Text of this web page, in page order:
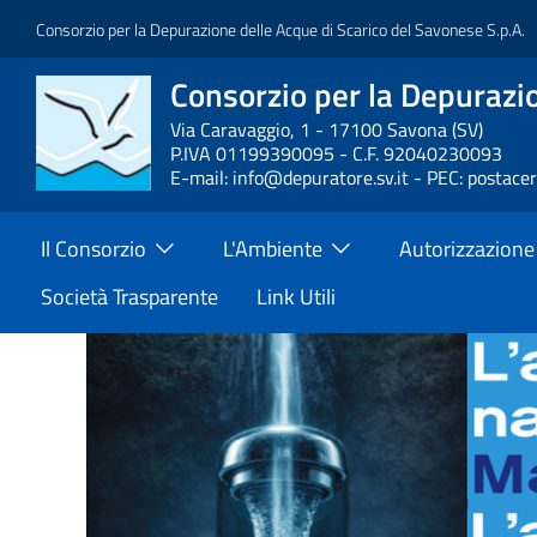
Salta
contenuto
principale
Consorzio per la Depurazione delle Acque di Scarico del Savonese S.p.A.
Block
block-
brandingdelsito
Consorzio per la
Via Caravaggio, 1 - 17100 Savona (SV)
P.IVA 01199390095 - C.F. 92040230093
E-mail: info@depuratore.sv.it - PEC:
Main
Menu
Il Consorzio L'Ambiente
Società Trasparente
Link Utili
Home
Page